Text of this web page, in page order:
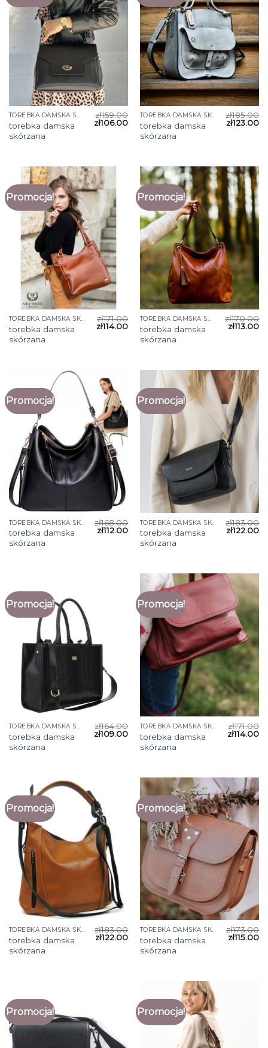
TOREBKA DAMSKA SKÓRZANA
torebka damska
skórzana
zł159.00
zł106.00
TOREBKA DAMSKA SKÓRZANA
torebka damska
skórzana
zł185.00
zł123.00
Promocja!
TOREBKA DAMSKA SKÓRZANA
torebka damska
skórzana
zł171.00
zł114.00
Promocja!
TOREBKA DAMSKA SKÓRZANA
torebka damska
skórzana
zł170.00
zł113.00
Promocja!
TOREBKA DAMSKA SKÓRZANA
torebka damska
skórzana
zł168.00
zł112.00
Promocja!
TOREBKA DAMSKA SKÓRZANA
torebka damska
skórzana
zł183.00
zł122.00
Promocja!
TOREBKA DAMSKA SKÓRZANA
torebka damska
skórzana
zł164.00
zł109.00
Promocja!
TOREBKA DAMSKA SKÓRZANA
torebka damska
skórzana
zł171.00
zł114.00
Promocja!
TOREBKA DAMSKA SKÓRZANA
torebka damska
skórzana
zł183.00
zł122.00
Promocja!
TOREBKA DAMSKA SKÓRZANA
torebka damska
skórzana
zł173.00
zł115.00
Promocja! Promocja!